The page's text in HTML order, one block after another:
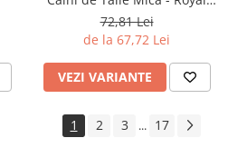
Canin
72,81 Lei
de la 67,72 Lei
VEZI VARIANTE
1 2 3 ... 17